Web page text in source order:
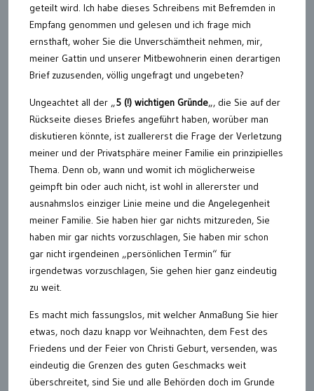
geteilt wird. Ich habe dieses Schreibens mit Befremden in
Empfang genommen und gelesen und ich frage mich
ernsthaft, woher Sie die Unverschämtheit nehmen, mir,
meiner Gattin und unserer Mitbewohnerin einen derartigen
Brief zuzusenden, völlig ungefragt und ungebeten?
Ungeachtet all der „5 (!) wichtigen Gründe„, die Sie auf der
Rückseite dieses Briefes angeführt haben, worüber man
diskutieren könnte, ist zuallererst die Frage der Verletzung
meiner und der Privatsphäre meiner Familie ein prinzipielles
Thema. Denn ob, wann und womit ich möglicherweise
geimpft bin oder auch nicht, ist wohl in allererster und
ausnahmslos einziger Linie meine und die Angelegenheit
meiner Familie. Sie haben hier gar nichts mitzureden, Sie
haben mir gar nichts vorzuschlagen, Sie haben mir schon
gar nicht irgendeinen „persönlichen Termin“ für
irgendetwas vorzuschlagen, Sie gehen hier ganz eindeutig
zu weit.
Es macht mich fassungslos, mit welcher Anmaßung Sie hier
etwas, noch dazu knapp vor Weihnachten, dem Fest des
Friedens und der Feier von Christi Geburt, versenden, was
eindeutig die Grenzen des guten Geschmacks weit
überschreitet, sind Sie und alle Behörden doch im Grunde